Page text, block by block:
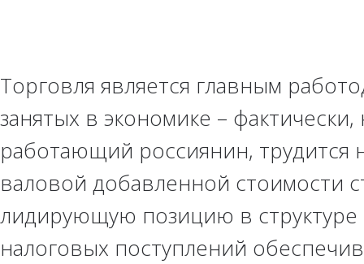
Торговля является главным
занятых в экономике –
работающий россиянин, трудится
валовой добавленной стоимости
лидирующую позицию в структуре
налоговых поступлений